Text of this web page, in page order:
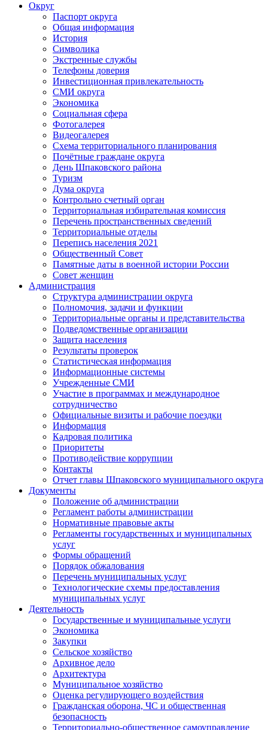
Округ
Паспорт округа
Общая информация
История
Символика
Экстренные службы
Телефоны доверия
Инвестиционная привлекательность
СМИ округа
Экономика
Социальная сфера
Фотогалерея
Видеогалерея
Схема территориального планирования
Почётные граждане округа
День Шпаковского района
Туризм
Дума округа
Контрольно счетный орган
Территориальная избирательная комиссия
Перечень пространственных сведений
Территориальные отделы
Перепись населения 2021
Общественный Совет
Памятные даты в военной истории России
Совет женщин
Администрация
Структура администрации округа
Полномочия, задачи и функции
Территориальные органы и представительства
Подведомственные организации
Защита населения
Результаты проверок
Статистическая информация
Информационные системы
Учрежденные СМИ
Участие в программах и международное
сотрудничество
Официальные визиты и рабочие поездки
Информация
Кадровая политика
Приоритеты
Противодействие коррупции
Контакты
Отчет главы Шпаковского муниципального округа
Документы
Положение об администрации
Регламент работы администрации
Нормативные правовые акты
Регламенты государственных и муниципальных
услуг
Формы обращений
Порядок обжалования
Перечень муниципальных услуг
Технологические схемы предоставления
муниципальных услуг
Деятельность
Государственные и муниципальные услуги
Экономика
Закупки
Сельское хозяйство
Архивное дело
Архитектура
Муниципальное хозяйство
Оценка регулирующего воздействия
Гражданская оборона, ЧС и общественная
безопасность
Территориально-общественное самоуправление